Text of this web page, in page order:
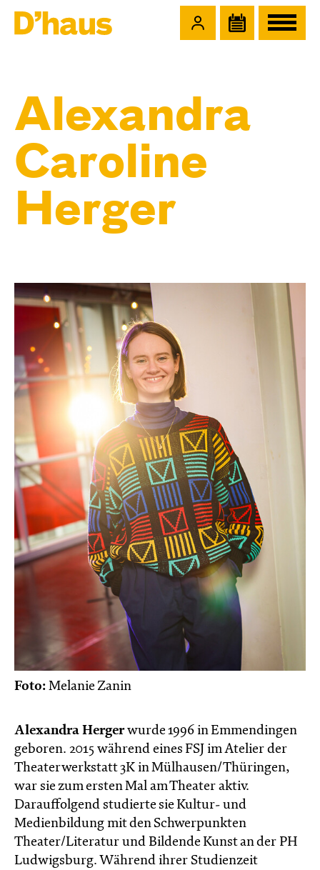
Alexandra
Caroline
Herger
Foto: Melanie Zanin
Alexandra Hergerwurde 1996 in Emmendingen
geboren. 2015 während eines FSJ im Atelier der
Theaterwerkstatt 3K in Mülhausen/Thüringen,
war sie zum ersten Mal am Theater aktiv.
Darauffolgend studierte sie Kultur- und
Medienbildung mit den Schwerpunkten
Theater/Literatur und Bildende Kunst an der PH
Ludwigsburg. Während ihrer Studienzeit